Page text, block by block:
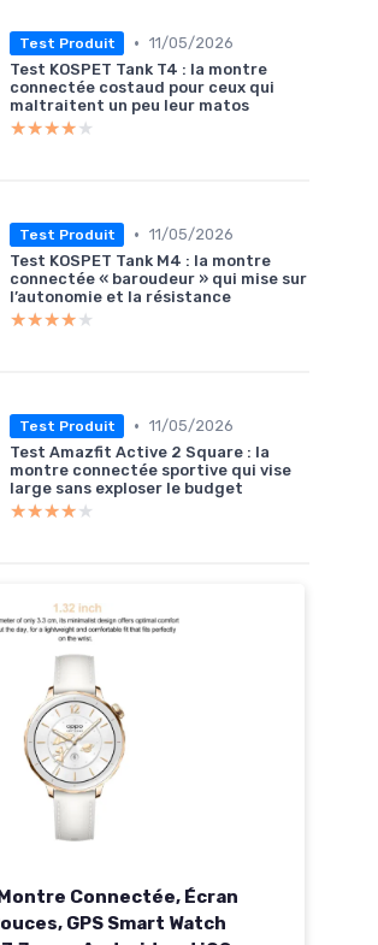
Test Produit • 11/05/2026
Test KOSPET Tank T4 : la montre
connectée costaud pour ceux qui
maltraitent un peu leur matos
★★★★★
★★★★★
Test Produit • 11/05/2026
Test KOSPET Tank M4 : la montre
connectée « baroudeur » qui mise sur
l’autonomie et la résistance
★★★★★
★★★★★
Test Produit • 11/05/2026
Test Amazfit Active 2 Square : la
montre connectée sportive qui vise
large sans exploser le budget
★★★★★
★★★★★
Connectée, Écran
GPS Smart Watch